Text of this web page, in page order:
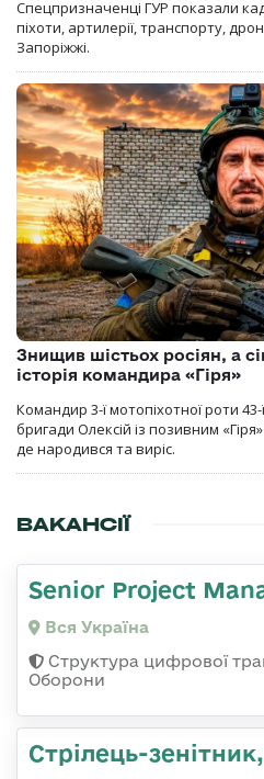
Спецпризначенці ГУР показали
піхоти, артилерії, транспорту,
Запоріжжі.
Знищив шістьох росіян, а
історія командира «Гіря»
Командир 3-ї мотопіхотної роти
бригади Олексій із позивним
де народився та виріс.
ВАКАНСІЇ
Senior Project
Вся Україна
Структура цифрової
Оборони
Стpілець-